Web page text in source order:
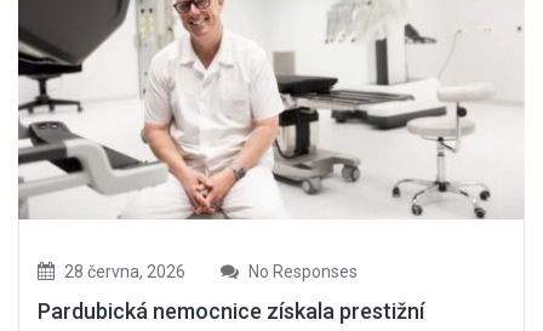
28 června, 2026 No Responses
Pardubická nemocnice získala prestižní